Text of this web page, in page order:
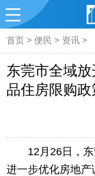
首页 >便民 > 资讯 >
东莞市全域
品住房限购政
12月26日，
进一步优化房地